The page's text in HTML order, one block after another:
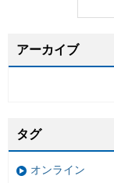
アーカイブ
タグ
オンライン